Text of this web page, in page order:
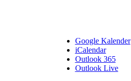
Google Kalender
iCalendar
Outlook 365
Outlook Live